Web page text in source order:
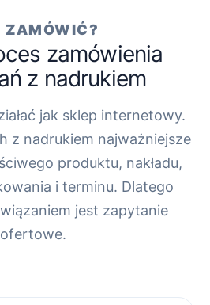
ZAMÓWIĆ?
zamówienia
z nadrukiem
jak sklep internetowy.
z nadrukiem najważniejsze
produktu, nakładu,
i terminu. Dlatego
jest zapytanie
ofertowe.